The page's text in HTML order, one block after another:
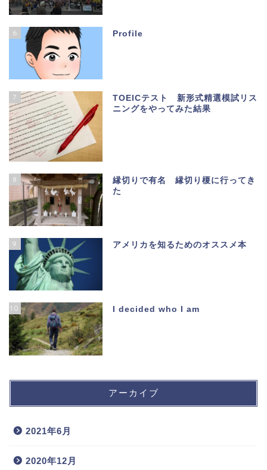
6 Profile
7
TOEICテスト 新形式精選模試リス
ニングをやってみた結果
8
縁切りで有名 縁切り榎に行ってき
た
9 アメリカを知るためのオススメ本
10 I decided who I am
アーカイブ
2021年6月
2020年12月